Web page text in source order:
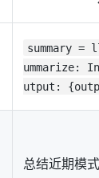
summary =
ummarize:
utput:
总结近期模